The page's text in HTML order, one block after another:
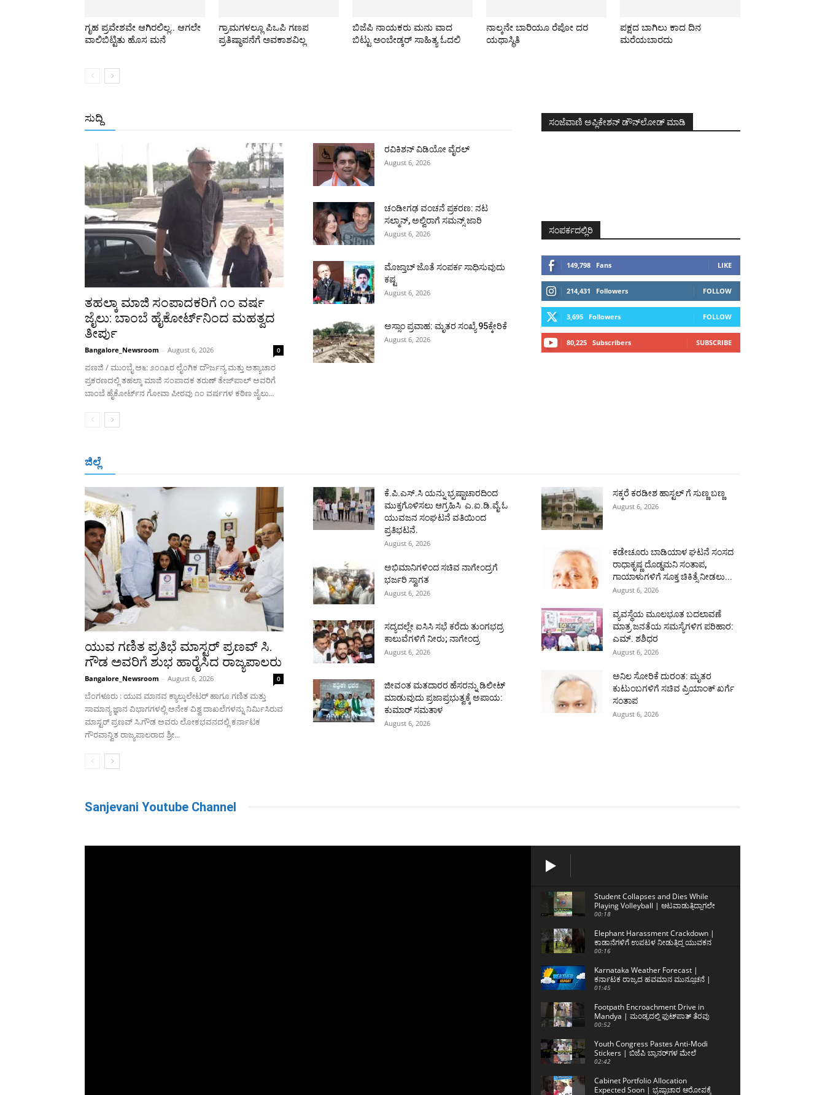
ಗೃಹ ಪ್ರವೇಶವೇ ಆಗಿರಲಿಲ್ಲ.. ಆಗಲೇ
ವಾಲಿಬಿಟ್ಟಿತು ಹೊಸ ಮನೆ
ಗ್ರಾಮಗಳಲ್ಲೂ ಪಿಒಪಿ ಗಣಪ
ಪ್ರತಿಷ್ಠಾಪನೆಗೆ ಅವಕಾಶವಿಲ್ಲ
ಬಿಜೆಪಿ ನಾಯಕರು ಮನು ವಾದ
ಬಿಟ್ಟು ಅಂಬೇಡ್ಕರ್ ಸಾಹಿತ್ಯ ಓದಲಿ
ನಾಲ್ಕನೇ ಬಾರಿಯೂ ರೆಪೋ ದರ
ಯಥಾಸ್ಥಿತಿ
ಪಕ್ಷದ ಬಾಗಿಲು ಕಾದ ದಿನ
ಮರೆಯಬಾರದು
ಸುದ್ದಿ
ತಹಲ್ಕಾ ಮಾಜಿ ಸಂಪಾದಕರಿಗೆ ೧೦ ವರ್ಷ
ಜೈಲು: ಬಾಂಬೆ ಹೈಕೋರ್ಟ್‌ನಿಂದ ಮಹತ್ವದ
ತೀರ್ಪು
Bangalore_Newsroom - August 6, 2026 0
ಪಣಜಿ / ಮುಂಬೈ ಅ೬: ೨೦೧೩ರ ಲೈಂಗಿಕ ದೌರ್ಜನ್ಯ ಮತ್ತು ಅತ್ಯಾಚಾರ
ಪ್ರಕರಣದಲ್ಲಿ ತಹಲ್ಕಾ ಮಾಜಿ ಸಂಪಾದಕ ತರುಣ್ ತೇಜ್‌ಪಾಲ್ ಅವರಿಗೆ
ಬಾಂಬೆ ಹೈಕೋರ್ಟ್‌ನ ಗೋವಾ ಪೀಠವು ೧೦ ವರ್ಷಗಳ ಕಠಿಣ ಜೈಲು...
ರವಿಕಿಶನ್ ವಿಡಿಯೋ ವೈರಲ್
August 6, 2026
ಚಂಡೀಗಢ ವಂಚನೆ ಪ್ರಕರಣ: ನಟ
ಸಲ್ಮಾನ್, ಅಲ್ವಿರಾಗೆ ಸಮನ್ಸ್ ಜಾರಿ
August 6, 2026
ಮೊಜ್ತಾಬ್ ಜೊತೆ ಸಂಪರ್ಕ ಸಾಧಿಸುವುದು
ಕಷ್ಟ
August 6, 2026
ಅಸ್ಸಾಂ ಪ್ರವಾಹ: ಮೃತರ ಸಂಖ್ಯೆ 95ಕ್ಕೇರಿಕೆ
August 6, 2026
ಸಂಜೆವಾಣಿ ಅಪ್ಲಿಕೇಶನ್ ಡೌನ್‌ಲೋಡ್ ಮಾಡಿ
ಸಂಪರ್ಕದಲ್ಲಿರಿ
149,798 Fans LIKE
214,431 Followers FOLLOW
3,695 Followers FOLLOW
80,225 Subscribers SUBSCRIBE
ಜಿಲ್ಲೆ
ಯುವ ಗಣಿತ ಪ್ರತಿಭೆ ಮಾಸ್ಟರ್ ಪ್ರಣವ್ ಸಿ.
ಗೌಡ ಅವರಿಗೆ ಶುಭ ಹಾರೈಸಿದ ರಾಜ್ಯಪಾಲರು
Bangalore_Newsroom - August 6, 2026 0
ಬೆಂಗಳೂರು : ಯುವ ಮಾನವ ಕ್ಯಾಲ್ಕುಲೇಟರ್ ಹಾಗೂ ಗಣಿತ ಮತ್ತು
ಸಾಮಾನ್ಯ ಜ್ಞಾನ ವಿಭಾಗಗಳಲ್ಲಿ ಅನೇಕ ವಿಶ್ವ ದಾಖಲೆಗಳನ್ನು ನಿರ್ಮಿಸಿರುವ
ಮಾಸ್ಟರ್ ಪ್ರಣವ್ ಸಿ.ಗೌಡ ಅವರು ಲೋಕಭವನದಲ್ಲಿ ಕರ್ನಾಟಕ
ಗೌರವಾನ್ವಿತ ರಾಜ್ಯಪಾಲರಾದ ಶ್ರೀ...
ಕೆ.ಪಿ.ಎಸ್.ಸಿ ಯನ್ನು ಭ್ರಷ್ಟಾಚಾರದಿಂದ
ಮುಕ್ತಗೊಳಿಸಲು ಆಗ್ರಹಿಸಿ ಎ.ಐ.ಡಿ.ವೈ.ಓ
ಯುವಜನ ಸಂಘಟನೆ ವತಿಯಿಂದ
ಪ್ರತಿಭಟನೆ.
August 6, 2026
ಅಭಿಮಾನಿಗಳಿಂದ ಸಚಿವ ನಾಗೇಂದ್ರಗೆ
ಭರ್ಜರಿ ಸ್ವಾಗತ
August 6, 2026
ಸದ್ಯದಲ್ಲೇ ಐಸಿಸಿ ಸಭೆ ಕರೆದು ತುಂಗಭದ್ರ
ಕಾಲುವೆಗಳಿಗೆ ನೀರು; ನಾಗೇಂದ್ರ
August 6, 2026
ಜೀವಂತ ಮತದಾರರ ಹೆಸರನ್ನು ಡಿಲೀಟ್
ಮಾಡುವುದು ಪ್ರಜಾಪ್ರಭುತ್ವಕ್ಕೆ ಅಪಾಯ:
ಕುಮಾರ್ ಸಮತಾಳ
August 6, 2026
ಸಕ್ಕರೆ ಕರಡೀಶ ಹಾಸ್ಟಲ್ ಗೆ ಸುಣ್ಣ ಬಣ್ಣ
August 6, 2026
ಕಡೇಚೂರು ಬಾಡಿಯಾಳ ಘಟನೆ ಸಂಸದ
ರಾಧಾಕೃಷ್ಣ ದೊಡ್ಡಮನಿ ಸಂತಾಪ,
ಗಾಯಾಳುಗಳಿಗೆ ಸೂಕ್ತ ಚಿಕಿತ್ಸೆ ನೀಡಲು...
August 6, 2026
ವ್ಯವಸ್ಥೆಯ ಮೂಲಭೂತ ಬದಲಾವಣೆ
ಮಾತ್ರ ಜನತೆಯ ಸಮಸ್ಯೆಗಳಿಗ ಪರಿಹಾರ:
ಎಮ್. ಶಶಿಧರ
August 6, 2026
ಅನಿಲ ಸೋರಿಕೆ ದುರಂತ: ಮೃತರ
ಕುಟುಂಬಗಳಿಗೆ ಸಚಿವ ಪ್ರಿಯಾಂಕ್ ಖರ್ಗೆ
ಸಂತಾಪ
August 6, 2026
Sanjevani Youtube Channel
Student Collapses and Dies While
Playing Volleyball | ಆಟವಾಡುತ್ತಿದ್ದಾಗಲೇ
ನೆಲಕ್ಕೆ ಕುಸಿದ ಲಿಖಿತ್ ಅಮೀನ್
00:18
Elephant Harassment Crackdown |
ಕಾಡಾನೆಗಳಿಗೆ ಉಪಟಳ ನೀಡುತ್ತಿದ್ದ ಯುವಕನ
ಬಂಧನ
00:16
Karnataka Weather Forecast |
ಕರ್ನಾಟಕ ರಾಜ್ಯದ ಹವಮಾನ ಮುನ್ಸೂಚನೆ |
06/08/2026 | Sanjevani News
01:45
Footpath Encroachment Drive in
Mandya | ಮಂಡ್ಯದಲ್ಲಿ ಫುಟ್‌ಪಾತ್ ತೆರವು
ಕಾರ್ಯಾಚರಣೆ
00:52
Youth Congress Pastes Anti-Modi
Stickers | ಬಿಜೆಪಿ ಬ್ಯಾನರ್‌ಗಳ ಮೇಲೆ
ಮೋದಿ ವಿರುದ್ಧದ ಸ್ಟಿಕ್ಕರ್
02:42
Cabinet Portfolio Allocation
Expected Soon | ಭ್ರಷ್ಟಾಚಾರ ಆರೋಪಕ್ಕೆ